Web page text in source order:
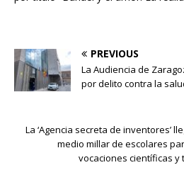
PREVIOUS
La Audiencia de
por delito contra la
La ‘Agencia secreta de inventores’
medio millar de escolares
vocaciones científicas y